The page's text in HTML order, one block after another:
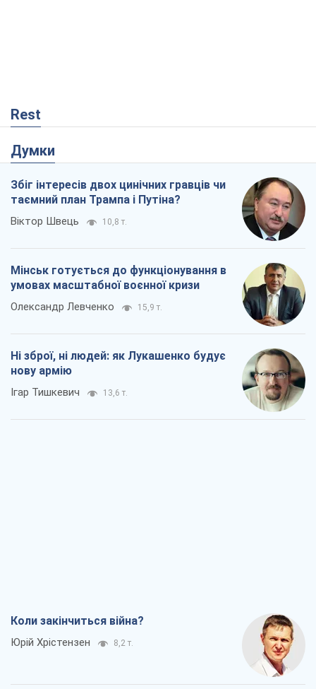
Rest
Думки
Збіг інтересів двох цинічних гравців чи
таємний план Трампа і Путіна?
Віктор Швець 10,8 т.
Мінськ готується до функціонування в
умовах масштабної воєнної кризи
Олександр Левченко 15,9 т.
Ні зброї, ні людей: як Лукашенко будує
нову армію
Ігар Тишкевич 13,6 т.
Коли закінчиться війна?
Юрій Хрістензен 8,2 т.